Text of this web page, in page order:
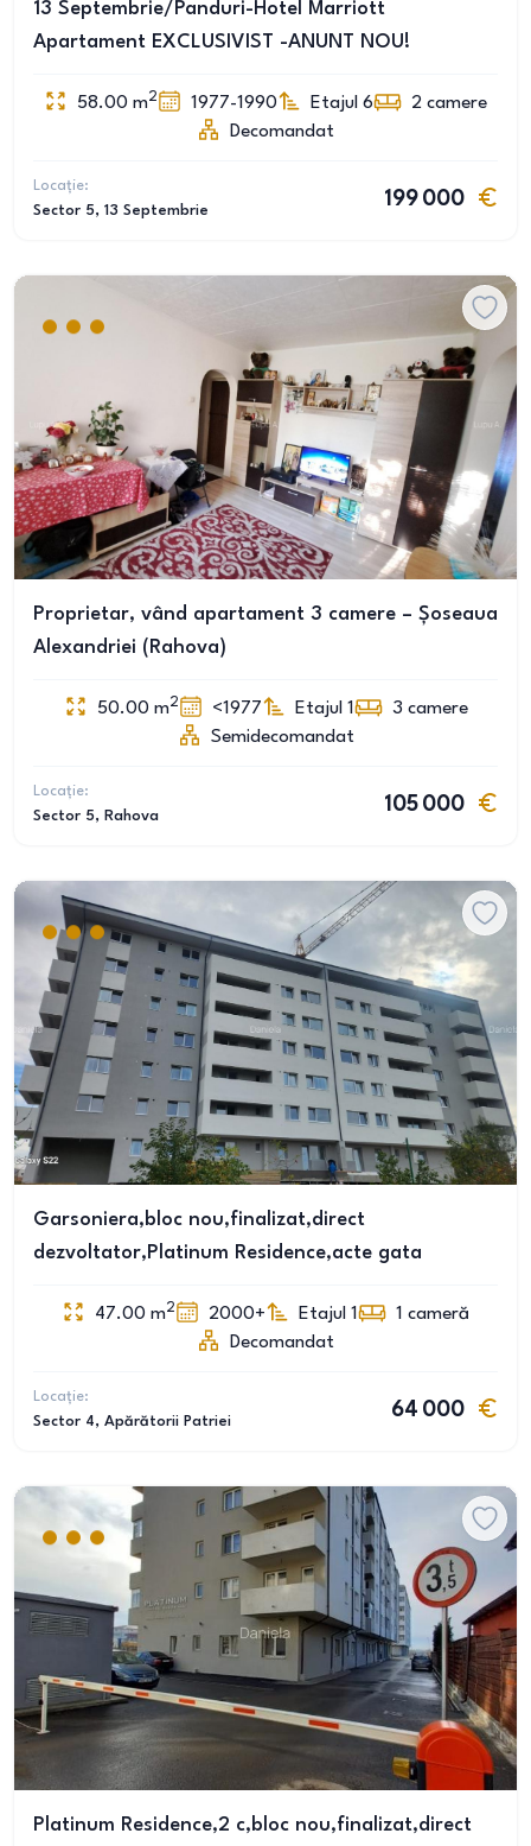
13 Septembrie/Panduri-Hotel Marriott
Apartament EXCLUSIVIST -ANUNT NOU!
58.00 m2 1977-1990 Etajul 6 2 camere
Decomandat
Locație:
Sector 5, 13 Septembrie
199 000
Proprietar, vând apartament 3 camere – Șoseaua
Alexandriei (Rahova)
50.00 m2 <1977 Etajul 1 3 camere
Semidecomandat
Locație:
Sector 5, Rahova
105 000
Garsoniera,bloc nou,finalizat,direct
dezvoltator,Platinum Residence,acte gata
47.00 m2 2000+ Etajul 1 1 cameră
Decomandat
Locație:
Sector 4, Apărătorii Patriei
64 000
Platinum Residence,2 c,bloc nou,finalizat,direct